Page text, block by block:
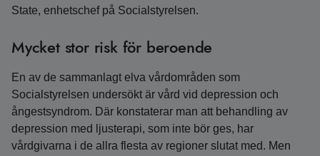
State, enhetschef på Socialstyrelsen.
Mycket stor risk för beroende
En av de sammanlagt elva vårdområden som
Socialstyrelsen undersökt är vård vid depression och
ångestsyndrom. Där konstaterar man att behandling av
depression med ljusterapi, som inte bör ges, har
vårdgivarna i de allra flesta av regioner slutat med. Men